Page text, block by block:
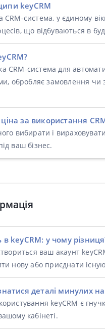
keyCRM
CRM-система, у єдиному
що відбуваються в
CRM-система для
обробляє замовлення
за використання
вибирати і
ваш бізнес.
keyCRM: у чому
ваш акаунт
нову або приєднати
деталі минулих
keyCRM є
кабінеті.